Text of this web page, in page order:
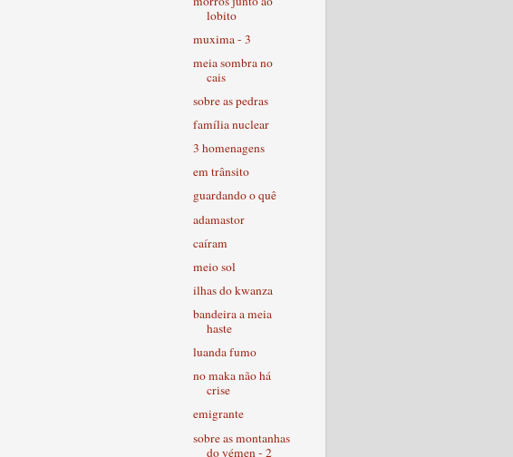
lobito
muxima - 3
meia sombra no
cais
sobre as pedras
família nuclear
3 homenagens
em trânsito
guardando o quê
adamastor
caíram
meio sol
ilhas do kwanza
bandeira a meia
haste
luanda fumo
no maka não há
crise
emigrante
sobre as montanhas
do yémen - 2